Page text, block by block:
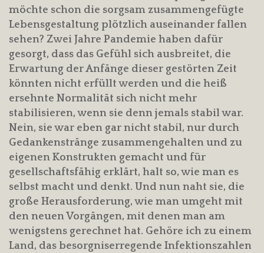
möchte schon die sorgsam zusammengefügte
Lebensgestaltung plötzlich auseinander fallen
sehen? Zwei Jahre Pandemie haben dafür
gesorgt, dass das Gefühl sich ausbreitet, die
Erwartung der Anfänge dieser gestörten Zeit
könnten nicht erfüllt werden und die heiß
ersehnte Normalität sich nicht mehr
stabilisieren, wenn sie denn jemals stabil war.
Nein, sie war eben gar nicht stabil, nur durch
Gedankenstränge zusammengehalten und zu
eigenen Konstrukten gemacht und für
gesellschaftsfähig erklärt, halt so, wie man es
selbst macht und denkt. Und nun naht sie, die
große Herausforderung, wie man umgeht mit
den neuen Vorgängen, mit denen man am
wenigstens gerechnet hat. Gehöre ich zu einem
Land, das besorgniserregende Infektionszahlen